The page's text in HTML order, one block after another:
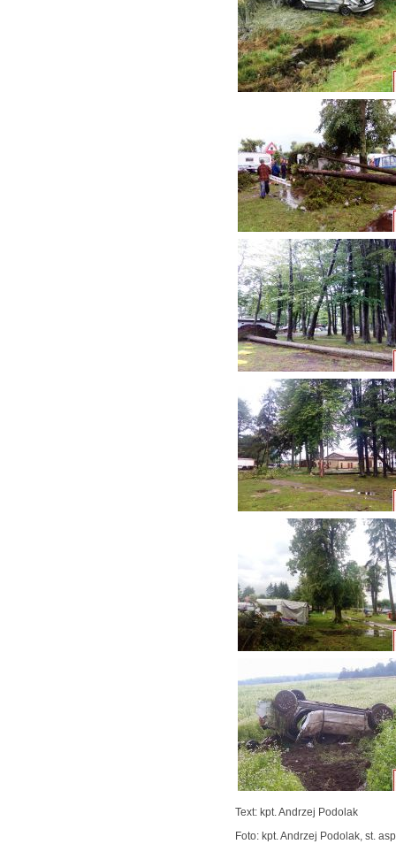
Text: kpt. Andrzej Podolak
Foto: kpt. Andrzej Podolak, st.